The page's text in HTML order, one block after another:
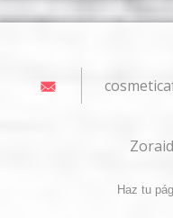
cosmetic
Haz tu